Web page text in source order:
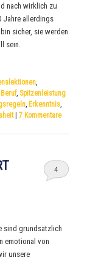
nach wirklich zu
Jahre allerdings
sicher, sie werden
sein.
, Spitzenleistung
Erkenntnis
|7 Kommentare
4
sind grundsätzlich
emotional von
unsere